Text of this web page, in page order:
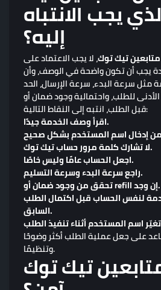
يجب الانتباه
إليه؟
تيك توك، لا يجب الاعتماد على
يجب أن تكون واضحة في الوصف، وأن
سرعة البدء، سرعة الإرسال، الحد
قبل الطلب، انتبه إلى النقاط التالية:
اقرأ وصف الخدمة جيدًا.
لا تشارك كلمة مرور حساب تيك توك.
اجعل الحساب عامًا وليس خاصًا.
راجع سرعة البدء وسرعة التسليم.
تحقق من وجود ضمان أو refill إن وجد.
لنفس الحساب قبل اكتمال الطلب
السابق.
على جعل عملية الطلب أكثر وضوحًا
وتنظيمًا.
تيك توك